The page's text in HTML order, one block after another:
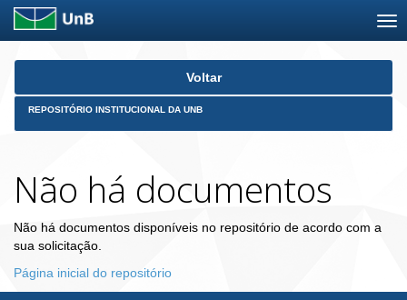
Skip
Voltar
REPOSITÓRIO INSTITUCIONAL DA UNB
Não há documentos
Não há documentos disponíveis no repositório de acordo com a
sua solicitação.
Página inicial do repositório